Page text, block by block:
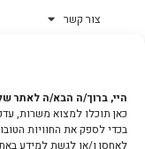
היי, ברוך/ה הבא/ה לאתר
כאן תוכלו למצוא משרות,
בכדי לספק את החוויות
לאחסן ו/או לגשת למידע
צור קשר
צוות